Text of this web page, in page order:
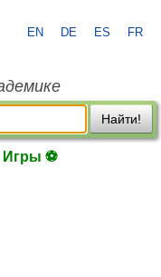
EN DE ES FR
Найти!
Игры ⚽